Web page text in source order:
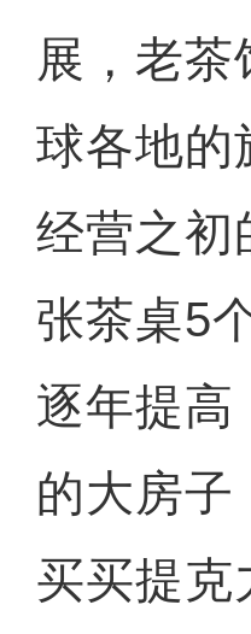
展，老
球各地的
经营之初
张茶桌5
逐年提高
的大房子
买买提克